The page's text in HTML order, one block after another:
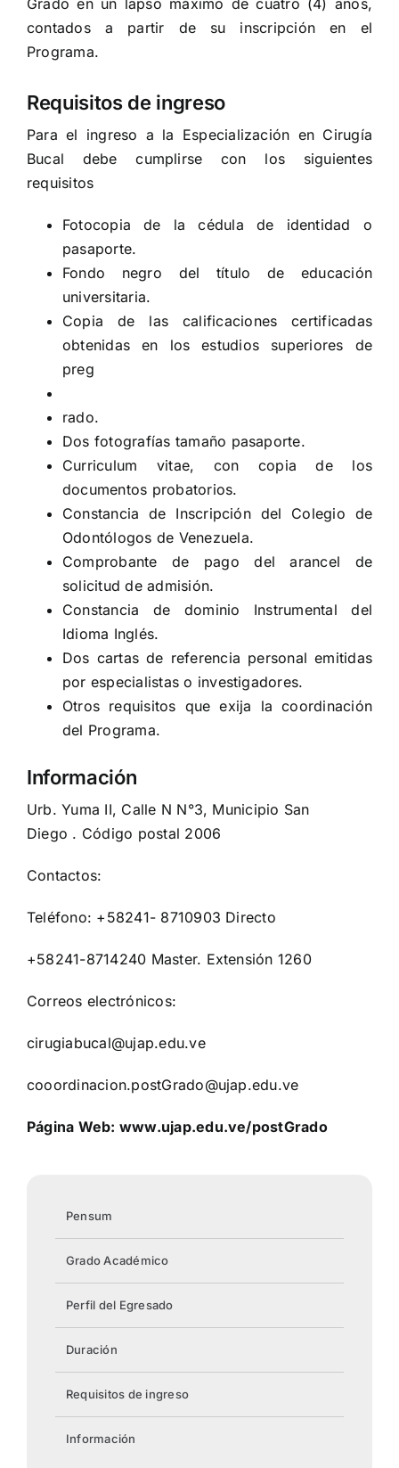
Grado en un lapso máximo de cuatro (4) años,
contados a partir de su inscripción en el
Programa.
Requisitos de ingreso
Para el ingreso a la Especialización en Cirugía
Bucal debe cumplirse con los siguientes
requisitos
Fotocopia de la cédula de identidad o
pasaporte.
Fondo negro del título de educación
universitaria.
Copia de las calificaciones certificadas
obtenidas en los estudios superiores de
preg
rado.
Dos fotografías tamaño pasaporte.
Curriculum vitae, con copia de los
documentos probatorios.
Constancia de Inscripción del Colegio de
Odontólogos de Venezuela.
Comprobante de pago del arancel de
solicitud de admisión.
Constancia de dominio Instrumental del
Idioma Inglés.
Dos cartas de referencia personal emitidas
por especialistas o investigadores.
Otros requisitos que exija la coordinación
del Programa.
Información
Urb. Yuma II, Calle N N°3, Municipio San
Diego . Código postal 2006
Contactos:
Teléfono: +58241- 8710903 Directo
+58241-8714240 Master. Extensión 1260
Correos electrónicos:
cirugiabucal@ujap.edu.ve
cooordinacion.postGrado@ujap.edu.ve
Página Web: www.ujap.edu.ve/postGrado
Pensum
Grado Académico
Perfil del Egresado
Duración
Requisitos de ingreso
Información